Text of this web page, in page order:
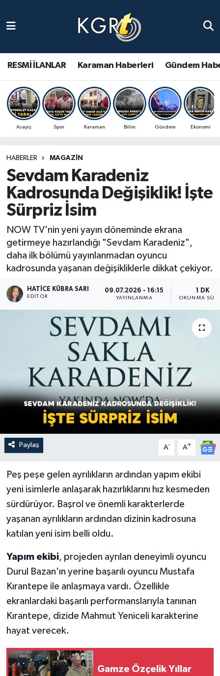
RESMİ İLANLAR Karaman Haberleri Gündem
Asayiş Spor Karaman Bilim Gündem Ekonomi
HABERLER MAGAZIN
Sevdam Karadeniz
Kadrosunda Değişiklik! İşte
Sürpriz İsim
NOW TV'nin yeni yayın döneminde ekrana
getirmeye hazırlandığı "Sevdam Karadeniz",
daha ilk bölümü yayınlanmadan oyuncu
kadrosunda yaşanan değişikliklerle dikkat çekiyor.
HATICE KÜBRA SARI
EDITÖR
09.07.2026 - 16:15
YAYINLANMA
1 DK
OKUNMA
Paylaş A- A+
Peş peşe gelen ayrılıkların ardından yapım ekibi
yeni isimlerle anlaşarak hazırlıklarını hız kesmeden
sürdürüyor. Başrol ve önemli karakterlerde
yaşanan ayrılıkların ardından dizinin kadrosuna
katılan yeni isim belli oldu.
Yapım ekibi, projeden ayrılan deneyimli oyuncu
Durul Bazan'ın yerine başarılı oyuncu Mustafa
Kırantepe ile anlaşmaya vardı. Özellikle
ekranlardaki başarılı performanslarıyla tanınan
Kırantepe, dizide Mahmut Yeniceli karakterine
hayat verecek.
Gamze Özçelik Yıllar
Gündem Haberleri
Güncel Haberler
Spor Haberleri
Ulusal Haberler
Vefat Edenler